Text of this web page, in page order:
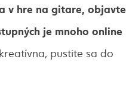
v hre na gitare, objavte
je mnoho online
pustite sa do